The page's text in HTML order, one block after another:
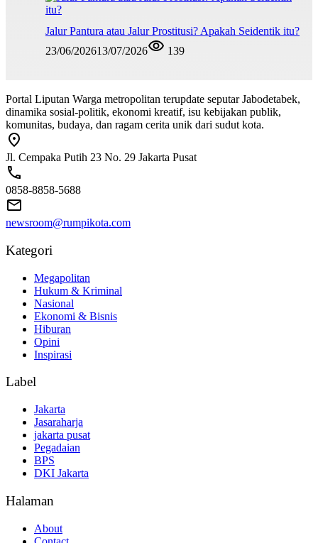
Jalur Pantura atau Jalur Prostitusi? Apakah Seidentik itu?
23/06/202613/07/2026 139
Portal Liputan Warga metropolitan terupdate seputar Jabodetabek,
dinamika sosial-politik, ekonomi kreatif, isu kebijakan publik,
komunitas, budaya, dan ragam cerita unik dari sudut kota.
Jl. Cempaka Putih 23 No. 29 Jakarta Pusat
0858-8858-5688
newsroom@rumpikota.com
Kategori
Megapolitan
Hukum & Kriminal
Nasional
Ekonomi & Bisnis
Hiburan
Opini
Inspirasi
Label
Jakarta
Jasaraharja
jakarta pusat
Pegadaian
BPS
DKI Jakarta
Halaman
About